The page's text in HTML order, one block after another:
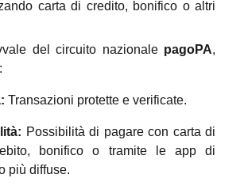
carta di credito, bonifico o altri
del circuito nazionale pagoPA,
Transazioni protette e verificate.
Possibilità di pagare con carta di
bonifico o tramite le app di
più diffuse.